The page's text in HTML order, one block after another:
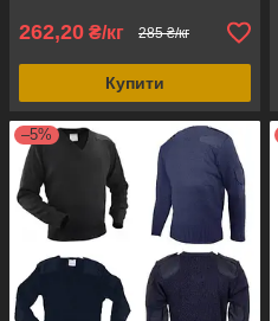
262,20 ₴/кг 285 ₴/кг
Купити
–5%